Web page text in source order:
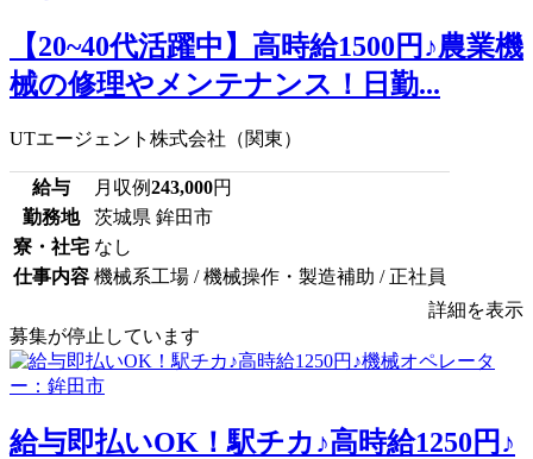
【20~40代活躍中】高時給1500円♪農業機
械の修理やメンテナンス！日勤...
UTエージェント株式会社（関東）
給与 月収例243,000円
勤務地
茨城県 鉾田市
寮・社宅 なし
仕事内容 機械系工場 / 機械操作・製造補助 / 正社員
詳細を表示
募集が停止しています
給与即払いOK！駅チカ♪高時給1250円♪